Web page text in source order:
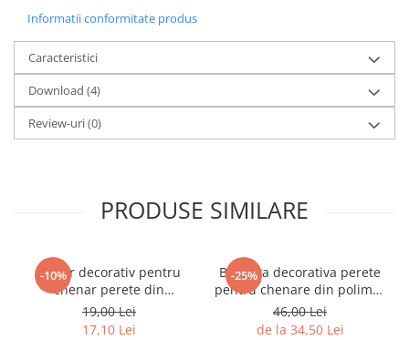
Informatii conformitate produs
Caracteristici
Download (4)
Review-uri(0)
PRODUSE SIMILARE
-10%
Coltar decorativ pentru
chenar perete din
poliuretan 10.7 x 10.7 cm -
HCR502-3
19,00 Lei
17,10 Lei
-25%
Bagheta decorativa perete
pentru chenare din polimer
rigid 3.2 x 1.6 cm - HCR502
46,00 Lei
de la 34,50 Lei